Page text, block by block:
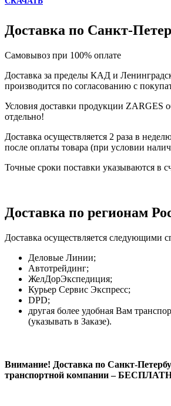
Доставка по Санкт-
Самовывоз при 100% оплате
Доставка за пределы КАД и
производится по согласованию с
Условия доставки продукции ZARGES
отдельно!
Доставка осуществляется 2 раза в
после оплаты товара (при условии
Точные сроки поставки указываются в
Доставка по регионам
Доставка осуществляется следующими
Деловые Линии;
Автотрейдинг;
ЖелДорЭкспедиция;
Курьер Сервис Экспресс;
DPD;
другая более удобная Вам
(указывать в Заказе).
Внимание! Доставка по Санкт-
транспортной компании –